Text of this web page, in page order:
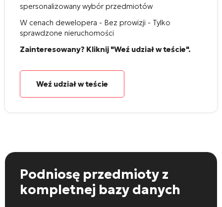
spersonalizowany wybór przedmiotów
W cenach dewelopera - Bez prowizji - Tylko
sprawdzone nieruchomości
Zainteresowany? Kliknij "Weź udział w teście".
Weź udział w teście
Podniosę przedmioty z
kompletnej bazy danych